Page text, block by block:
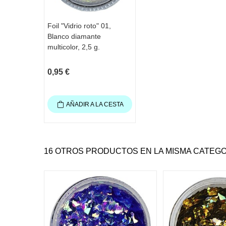
Foil "Vidrio roto" 01,
Blanco diamante
multicolor, 2,5 g.
0,95 €
AÑADIR A LA CESTA
16 OTROS PRODUCTOS EN LA MISMA